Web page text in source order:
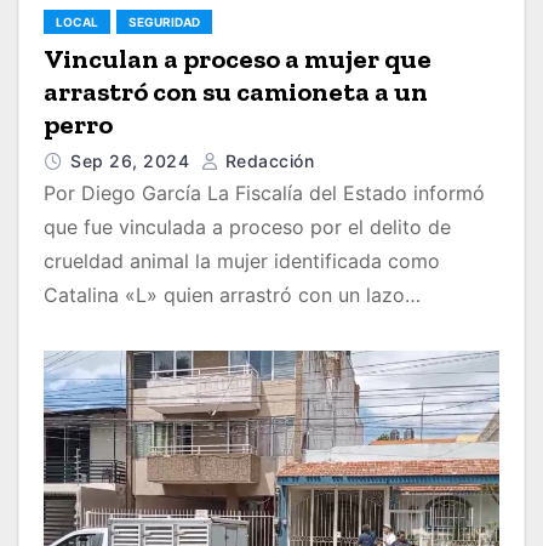
LOCAL SEGURIDAD
Vinculan a proceso a mujer que
arrastró con su camioneta a un
perro
Sep 26, 2024 Redacción
Por Diego García La Fiscalía del Estado informó
que fue vinculada a proceso por el delito de
crueldad animal la mujer identificada como
Catalina «L» quien arrastró con un lazo…